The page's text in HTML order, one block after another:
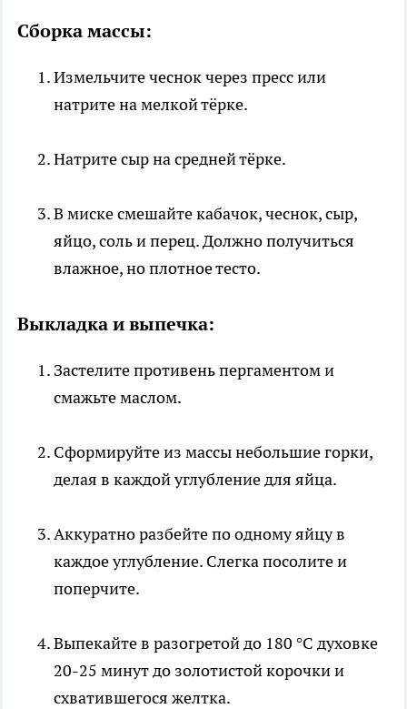
Сборка массы:
Измельчите чеснок через пресс или
натрите на мелкой тёрке.
Натрите сыр на средней тёрке.
В миске смешайте кабачок, чеснок, сыр,
яйцо, соль и перец. Должно получиться
влажное, но плотное тесто.
Выкладка и выпечка:
Застелите противень пергаментом и
смажьте маслом.
Сформируйте из массы небольшие горки,
делая в каждой углубление для яйца.
Аккуратно разбейте по одному яйцу в
каждое углубление. Слегка посолите и
поперчите.
Выпекайте в разогретой до 180 °C духовке
20-25 минут до золотистой корочки и
схватившегося желтка.